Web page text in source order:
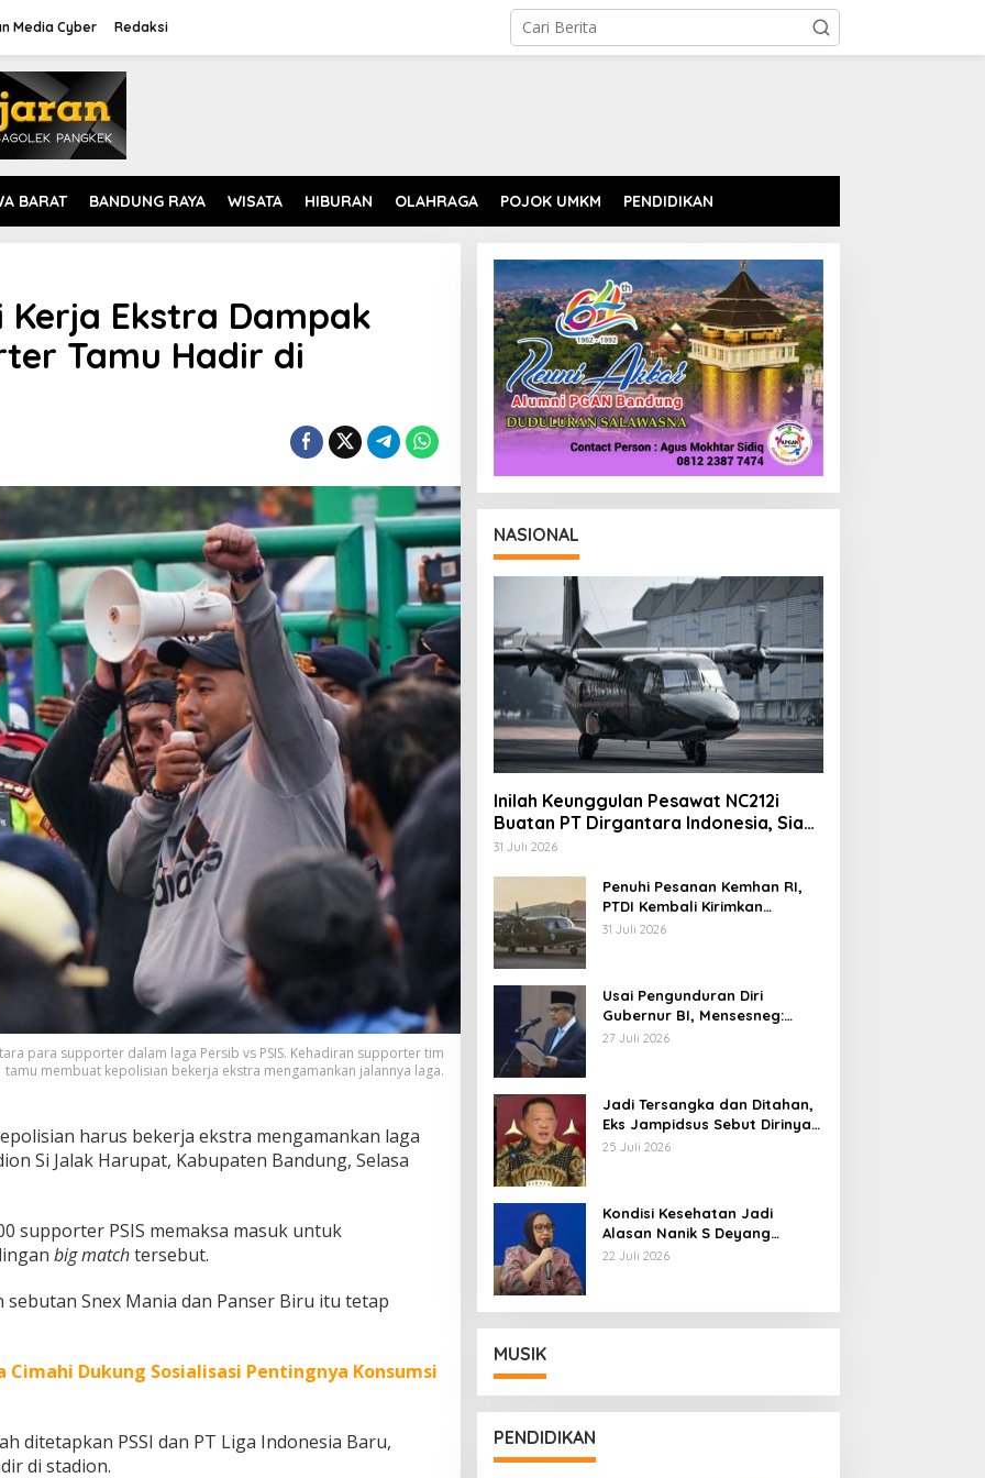
Media Cyber Redaksi
BARAT BANDUNG RAYA WISATA HIBURAN OLAHRAGA POJOK UMKM PENDIDIKAN
Kerja Ekstra Dampak
Tamu Hadir di
para supporter dalam laga Persib vs PSIS. Kehadiran supporter tim
tamu membuat kepolisian bekerja ekstra mengamankan jalannya laga.
harus bekerja ekstra mengamankan laga
Si Jalak Harupat, Kabupaten Bandung, Selasa
supporter PSIS memaksa masuk untuk
big matchtersebut.
Snex Mania dan Panser Biru itu tetap
Cimahi Dukung Sosialisasi Pentingnya Konsumsi
ditetapkan PSSI dan PT Liga Indonesia Baru,
di stadion.
NASIONAL
Inilah Keunggulan Pesawat NC212i
Buatan PT Dirgantara Indonesia, Siap
Dukung Berbagai Operasi TNI
31 Juli 2026
Penuhi Pesanan Kemhan RI,
PTDI Kembali Kirimkan
Pesawat NC212i ke Pangkalan
31 Juli 2026
Usai Pengunduran Diri
Gubernur BI, Mensesneg:
Segera Terbit Keppres
27 Juli 2026
Jadi Tersangka dan Ditahan,
Eks Jampidsus Sebut Dirinya
Korban Kriminalisasi
25 Juli 2026
Kondisi Kesehatan Jadi
Alasan Nanik S Deyang
Mundur dari BGN, Prabowo
22 Juli 2026
MUSIK
PENDIDIKAN